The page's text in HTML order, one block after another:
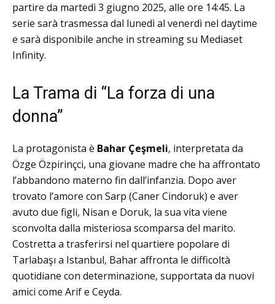
partire da martedì 3 giugno 2025, alle ore 14:45. La
serie sarà trasmessa dal lunedì al venerdì nel daytime
e sarà disponibile anche in streaming su Mediaset
Infinity.
La Trama di “La forza di una
donna”
La protagonista è Bahar Çeşmeli, interpretata da
Özge Özpirinçci, una giovane madre che ha affrontato
l’abbandono materno fin dall’infanzia. Dopo aver
trovato l’amore con Sarp (Caner Cindoruk) e aver
avuto due figli, Nisan e Doruk, la sua vita viene
sconvolta dalla misteriosa scomparsa del marito.
Costretta a trasferirsi nel quartiere popolare di
Tarlabaşı a Istanbul, Bahar affronta le difficoltà
quotidiane con determinazione, supportata da nuovi
amici come Arif e Ceyda.